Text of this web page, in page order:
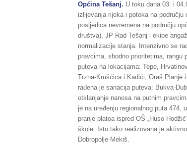
Općina Tešanj. U toku dana 03. i
izlijevanja rijeka i potoka na
posljedica nevremena na području
društva), JP Rad Tešanj i ekipe
normalizacije stanja. Intenzivno se
pravcima, shodno prioritetima,
puteva na lokacijama: Tepe,
Trzna-Krušćica i Kadići, Oraš Planje
rađena je sanacija puteva: Bukva-
otklanjanje nanosa na putnim
je na uređenju regionalnog puta 474,
pranje platoa ispred OŠ „Huso
škole. Isto tako realizovana je
Dobropolje-Mekiš.